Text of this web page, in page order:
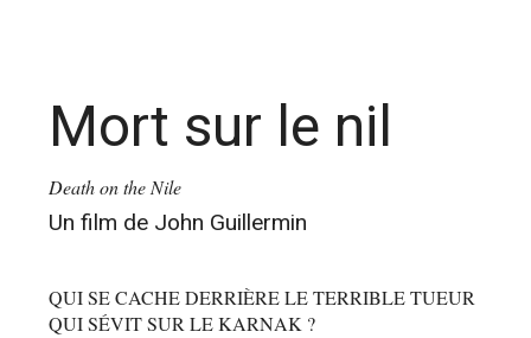
Mort sur le nil
Death on the Nile
Un film de John Guillermin
QUI SE CACHE DERRIÈRE LE TERRIBLE TUEUR
QUI SÉVIT SUR LE KARNAK ?